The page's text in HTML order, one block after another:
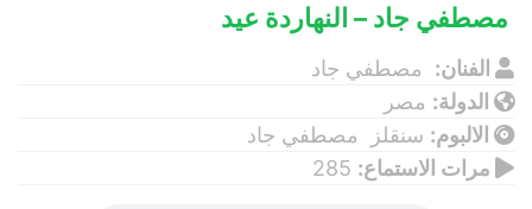
مصطفي جاد – النهاردة عيد
الفنان:
مصطفي جاد
الدولة: مصر
الالبوم: سنقلز مصطفي جاد
مرات الاستماع: